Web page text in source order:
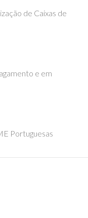
de Caixas de
e em
Portuguesas